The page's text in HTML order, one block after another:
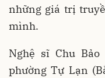
những giá trị
mình.
Nghệ sĩ Chu
phường Tự Lạn